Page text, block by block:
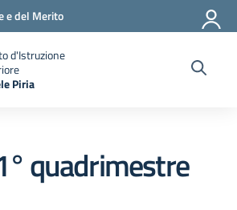
e del Merito
d'Istruzione
Piria
quadrimestre